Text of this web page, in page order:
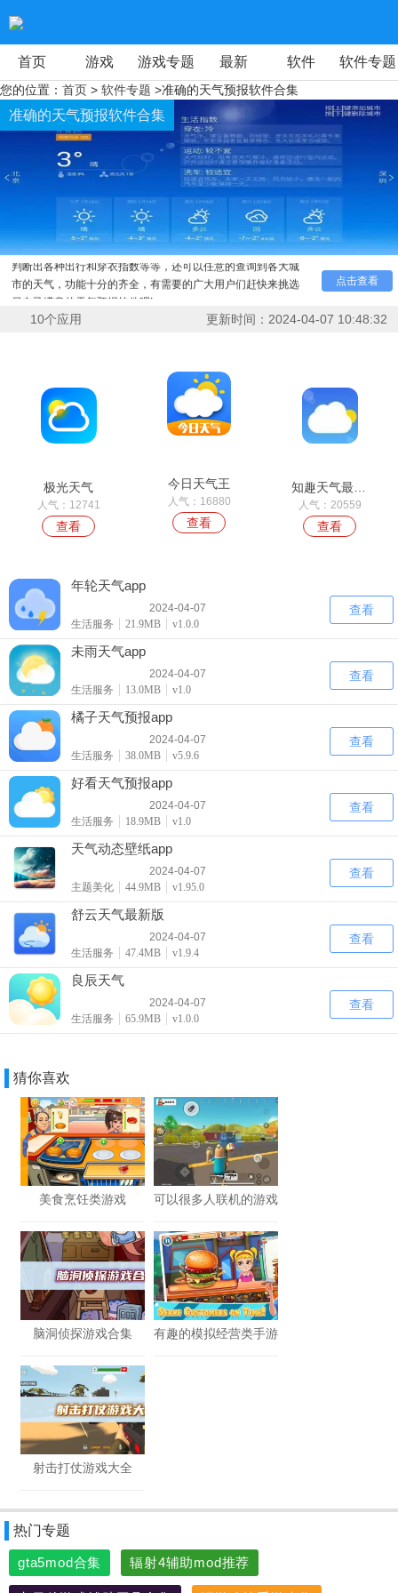
首页 游戏 游戏专题 最新 软件 软件专题
您的位置： 首页 > 软件专题 >准确的天气预报软件合集
准确的天气预报软件合集
点击查看
今日小编为您介绍的是准确的天气预报软件合集。这些优
质的可以精准预测未来天气状况的软件可以很好的帮助用户们
判断出各种出行和穿衣指数等等，还可以任意的查询到各大城
市的天气，功能十分的齐全，有需要的广大用户们赶快来挑选
另自己满意的天气预报软件吧!
10个应用 更新时间： 2024-04-07 10:48:32
极光天气
人气：12741
查看
今日天气王
人气：16880
查看
人气：20559
查看
年轮天气app
2024-04-07
生活服务
21.9MB v1.0.0
查看
未雨天气app
2024-04-07
生活服务
13.0MB v1.0
查看
橘子天气预报app
2024-04-07
生活服务
38.0MB v5.9.6
查看
好看天气预报app
2024-04-07
生活服务
18.9MB v1.0
查看
天气动态壁纸app
2024-04-07
主题美化
44.9MB v1.95.0
查看
舒云天气最新版
2024-04-07
生活服务
47.4MB v1.9.4
查看
良辰天气
2024-04-07
生活服务
65.9MB v1.0.0
查看
猜你喜欢
美食烹饪类游戏 可以很多人联机的游戏
脑洞侦探游戏合集 有趣的模拟经营类手游
射击打仗游戏大全
热门专题
gta5mod合集 辐射4辅助mod推荐